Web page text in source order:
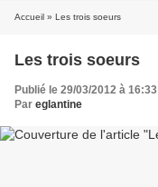
Accueil » Les trois soeurs
Les trois soeurs
Publié le 29/03/2012 à 16:33
Par eglantine